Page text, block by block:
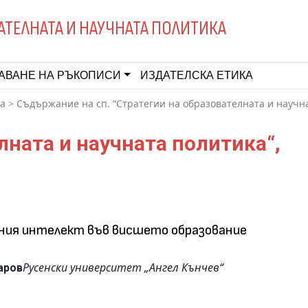
И НАУЧНАТА ПОЛИТИКА
НА РЪКОПИСИ ИЗДАТЕЛСКА ЕТИКА
> Съдържание на сп. “Стратегии на образователната и
и научната политика“,
интелект във вис­шето образование
Русенски университет „Ангел Кънчев“